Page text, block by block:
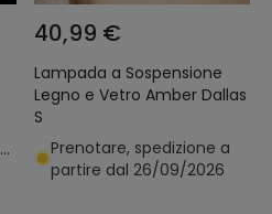
40,99 €
Lampada a Sospensione
Legno e Vetro Amber Dallas
S
Prenotare, spedizione a
partire dal 26/09/2026